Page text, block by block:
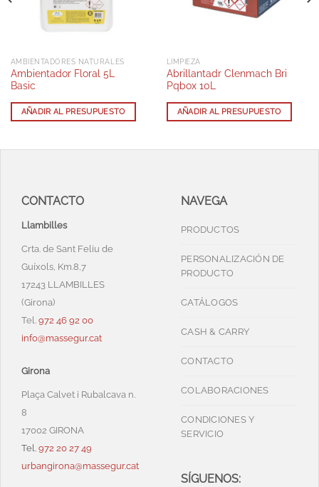
AMBIENTADORES NATURALES
Ambientador Floral 5L
Basic
AÑADIR AL PRESUPUESTO
LIMPIEZA
Abrillantadr Clenmach Bri
Pqbox 10L
AÑADIR AL PRESUPUESTO
CONTACTO
Llambilles
Crta. de Sant Feliu de
Guíxols, Km.8,7
17243 LLAMBILLES
(Girona)
Tel. 972 46 92 00
info@massegur.cat
Girona
Plaça Calvet i Rubalcava n.
8
17002 GIRONA
Tel. 972 20 27 49
urbangirona@massegur.cat
NAVEGA
PRODUCTOS
PERSONALIZACIÓN DE
PRODUCTO
CATÁLOGOS
CASH & CARRY
CONTACTO
COLABORACIONES
CONDICIONES Y
SERVICIO
SÍGUENOS: